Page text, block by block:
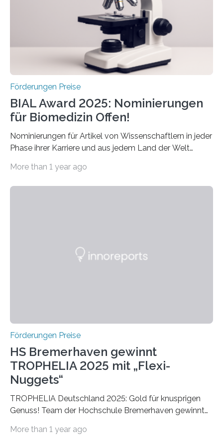
Forscherinnen und Forscher unter 40 Jahren. Geehrt
werden soll eine herausragende Doktorarbeit oder eine
hochrangige wissenschaftliche Publikation zum Thema
Förderungen Preise
BIAL Award 2025: Nominierungen
für Biomedizin Offen!
Nominierungen für Artikel von Wissenschaftlern in jeder
Phase ihrer Karriere und aus jedem Land der Welt
Leben gerufen, um die bemerkenswertesten
Foundation, des BIAL Award in Biomedicine ist in
More than 1 year ago
Förderungen Preise
HS Bremerhaven gewinnt
TROPHELIA 2025 mit „Flexi-
Nuggets“
TROPHELIA Deutschland 2025: Gold für knusprigen
Genuss! Team der Hochschule Bremerhaven gewinnt
ECOTROPHELIAMit der Produktidee “Flexi-Nuggets”
More than 1 year ago